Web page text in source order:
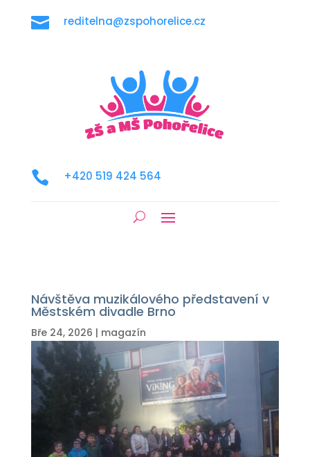
 reditelna@zspohorelice.cz
 +420 519 424 564
Návštěva muzikálového představení v
Městském divadle Brno
Bře 24, 2026 | magazín